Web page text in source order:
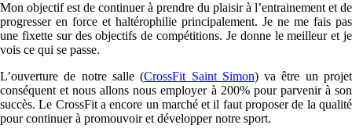
Mon objectif est de continuer à prendre du plaisir à l’entrainement et de
progresser en force et haltérophilie principalement. Je ne me fais pas
une fixette sur des objectifs de compétitions. Je donne le meilleur et je
vois ce qui se passe.
L’ouverture de notre salle (CrossFit Saint Simon) va être un projet
conséquent et nous allons nous employer à 200% pour parvenir à son
succès. Le CrossFit a encore un marché et il faut proposer de la qualité
pour continuer à promouvoir et développer notre sport.